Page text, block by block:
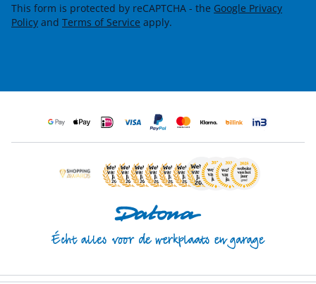
This form is protected by reCAPTCHA - the Google Privacy
Policy and Terms of Service apply.